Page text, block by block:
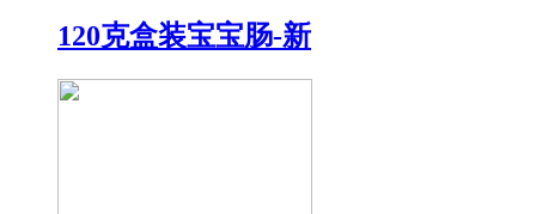
120克盒装宝宝肠-新